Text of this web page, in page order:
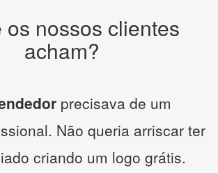
os nossos clientes
acham?
precisava de um
Não queria arriscar ter
criando um logo grátis.